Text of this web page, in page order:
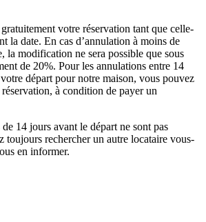
votre réservation tant que celle-
la date. En cas d’annulation à moins de
la modification ne sera possible que sous
de 20%. Pour les annulations entre 14
départ pour notre maison, vous pouvez
à condition de payer un
14 jours avant le départ ne sont pas
toujours rechercher un autre locataire vous-
en informer.